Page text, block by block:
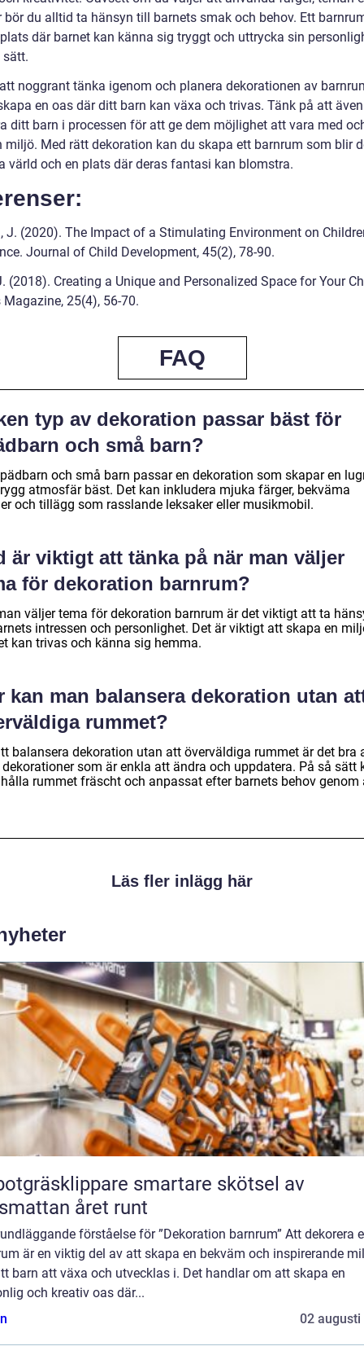
bör du alltid ta hänsyn till barnets smak och behov. Ett
där barnet kan känna sig tryggt och uttrycka sin
sätt.
noggrant tänka igenom och planera dekorationen av
en oas där ditt barn kan växa och trivas. Tänk på att även
ditt barn i processen för att ge dem möjlighet att vara med
miljö. Med rätt dekoration kan du skapa ett barnrum som blir
värld och en plats där deras fantasi kan blomstra.
J. (2020). The Impact of a Stimulating Environment on
Journal of Child Development, 45(2), 78-90.
(2018). Creating a Unique and Personalized Space for Your
Magazine, 25(4), 56-70.
FAQ
typ av dekoration passar bäst för
och små barn?
och små barn passar en dekoration som skapar en
atmosfär bäst. Det kan inkludera mjuka färger, bekväma
och tillägg som rasslande leksaker eller musikmobil.
är viktigt att tänka på när man väljer
för dekoration barnrum?
väljer tema för dekoration barnrum är det viktigt att ta
intressen och personlighet. Det är viktigt att skapa en
kan trivas och känna sig hemma.
kan man balansera dekoration utan
rummet?
balansera dekoration utan att överväldiga rummet är det bra
som är enkla att ändra och uppdatera. På så sätt
rummet fräscht och anpassat efter barnets behov genom
Läs fler inlägg här
smartare skötsel av
året runt
förståelse för ”Dekoration barnrum” Att dekorera
är en viktig del av att skapa en bekväm och inspirerande
barn att växa och utvecklas i. Det handlar om att skapa en
och kreativ oas där...
02 augusti